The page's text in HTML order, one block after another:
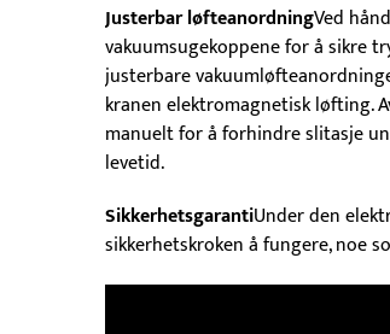
Justerbar løfteanordningVed
vakuumsugekoppene for å sikre
justerbare
kranen elektromagnetisk løfting.
manuelt for å forhindre slitasje
levetid.
SikkerhetsgarantiUnder den
sikkerhetskroken å fungere, noe